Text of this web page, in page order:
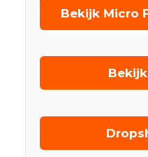
Bekijk Micro